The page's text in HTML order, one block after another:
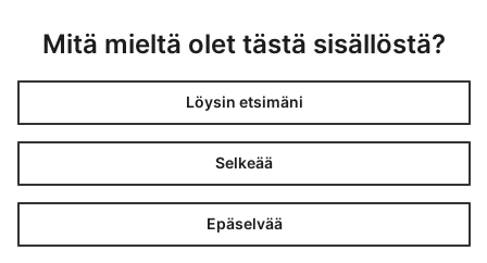
Mitä mieltä olet tästä sisällöstä?
Löysin etsimäni
Selkeää
Epäselvää